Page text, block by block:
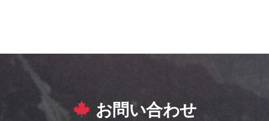
お問い合わせ